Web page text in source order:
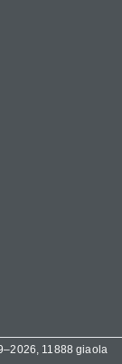
11888 giaola